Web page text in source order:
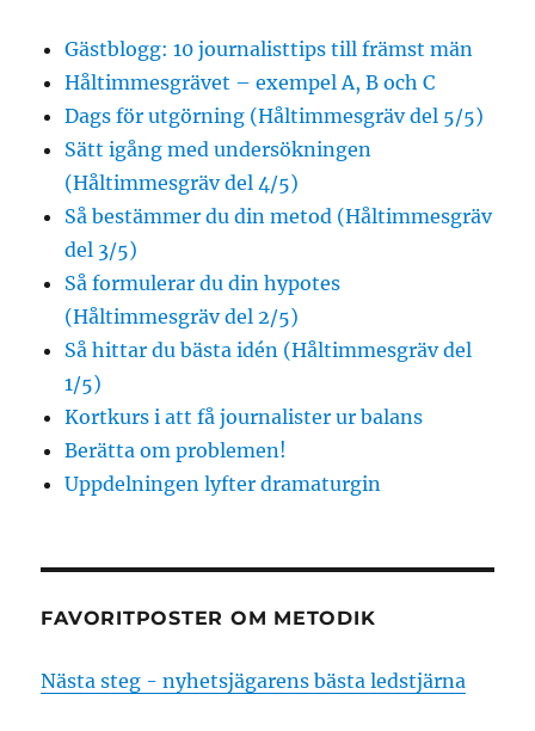
Gästblogg: 10 journalisttips till främst män
Håltimmesgrävet – exempel A, B och C
Dags för utgörning (Håltimmesgräv del 5/5)
Sätt igång med undersökningen
(Håltimmesgräv del 4/5)
Så bestämmer du din metod (Håltimmesgräv
del 3/5)
Så formulerar du din hypotes
(Håltimmesgräv del 2/5)
Så hittar du bästa idén (Håltimmesgräv del
1/5)
Kortkurs i att få journalister ur balans
Berätta om problemen!
Uppdelningen lyfter dramaturgin
FAVORITPOSTER OM METODIK
Nästa steg - nyhetsjägarens bästa ledstjärna